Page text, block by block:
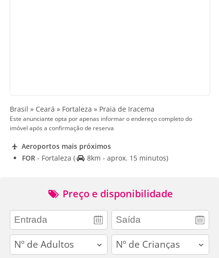
Brasil » Ceará » Fortaleza » Praia de Iracema
Este anunciante opta por apenas informar o endereço completo do
imóvel após a confirmação de reserva
Aeroportos mais próximos
FOR - Fortaleza ( 8km - aprox. 15 minutos)
Preço e disponibilidade
adults children